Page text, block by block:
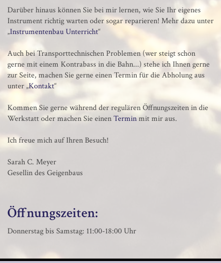
Darüber hinaus können Sie bei mir lernen, wie Sie Ihr eigenes
Instrument richtig warten oder sogar reparieren! Mehr dazu unter
„Instrumentenbau Unterricht“
Auch bei Transporttechnischen Problemen (wer steigt schon
gerne mit einem Kontrabass in die Bahn...) stehe ich Ihnen gerne
zur Seite, machen Sie gerne einen Termin für die Abholung aus
unter „Kontakt“
Kommen Sie gerne während der regulären Öffnungszeiten in die
Werkstatt oder machen Sie einenTerminmit mir aus.
Ich freue mich auf Ihren Besuch!
Sarah C. Meyer
Gesellin des Geigenbaus
Öffnungszeiten:
Donnerstag bis Samstag: 11:00-18:00 Uhr